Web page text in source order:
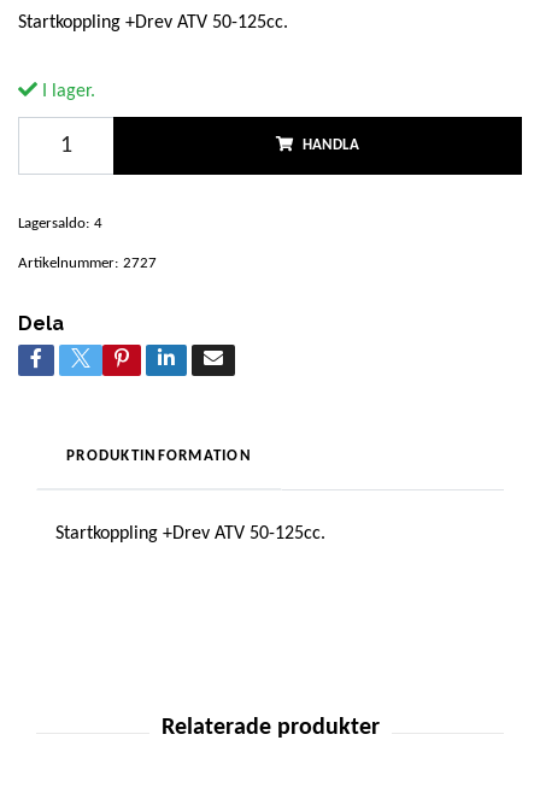
Startkoppling +Drev ATV 50-125cc.
I lager.
HANDLA
Lagersaldo: 4
Artikelnummer: 2727
Dela
PRODUKTINFORMATION
Startkoppling +Drev ATV 50-125cc.